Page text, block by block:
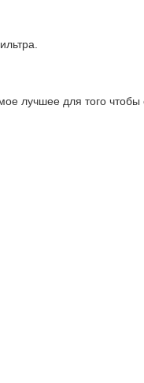
лучшее для того чтобы